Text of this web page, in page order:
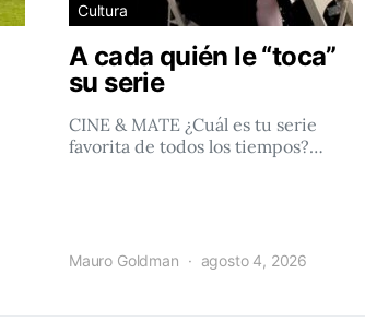
Cultura
A cada quién le “toca”
su serie
CINE & MATE ¿Cuál es tu serie
favorita de todos los tiempos?…
Mauro Goldman agosto 4, 2026